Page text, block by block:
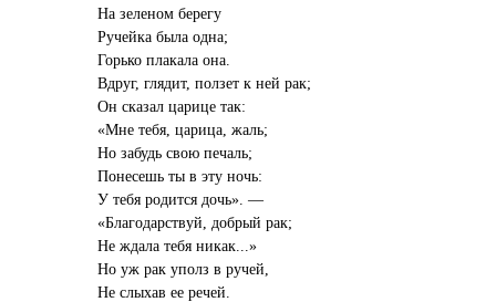
На зеленом берегу
Ручейка была одна;
Горько плакала она.
Вдруг, глядит, ползет к ней рак;
Он сказал царице так:
«Мне тебя, царица, жаль;
Но забудь свою печаль;
Понесешь ты в эту ночь:
У тебя родится дочь». —
«Благодарствуй, добрый рак;
Не ждала тебя никак...»
Но уж рак уполз в ручей,
Не слыхав ее речей.